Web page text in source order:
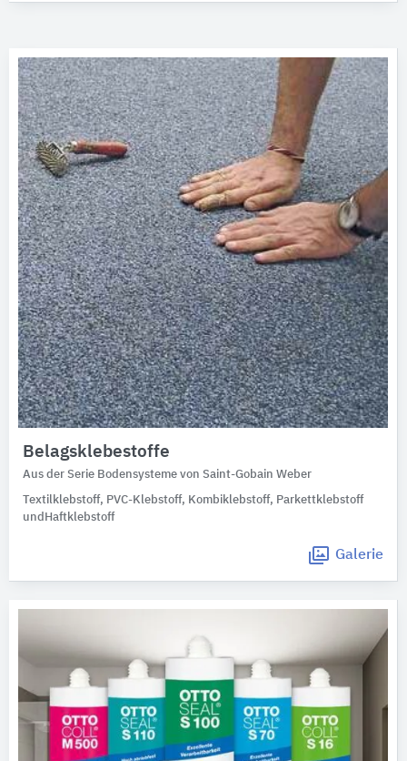
Belagsklebestoffe
Aus der Serie Bodensysteme von Saint-Gobain Weber
Textilklebstoff, PVC-Klebstoff, Kombiklebstoff, Parkettklebstoff
undHaftklebstoff
Galerie